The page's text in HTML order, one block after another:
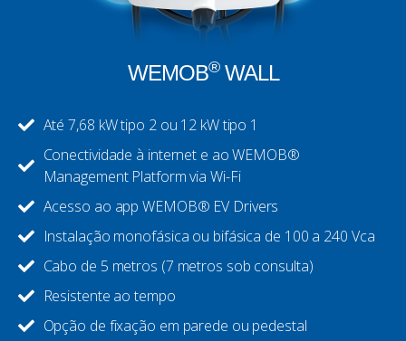
WEMOB®WALL
Até 7,68 kW tipo 2 ou 12 kW tipo 1
Conectividade à internet e ao WEMOB®
Management Platform via Wi-Fi
Acesso ao app WEMOB® EV Drivers
Instalação monofásica ou bifásica de 100 a 240 Vca
Cabo de 5 metros (7 metros sob consulta)
Resistente ao tempo
Opção de fixação em parede ou pedestal